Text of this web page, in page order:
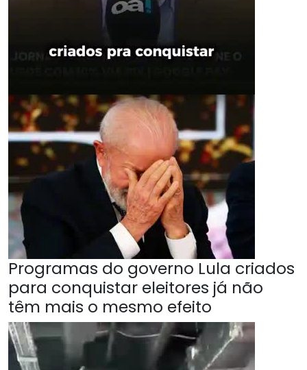
Programas do governo Lula criados
para conquistar eleitores já não
têm mais o mesmo efeito